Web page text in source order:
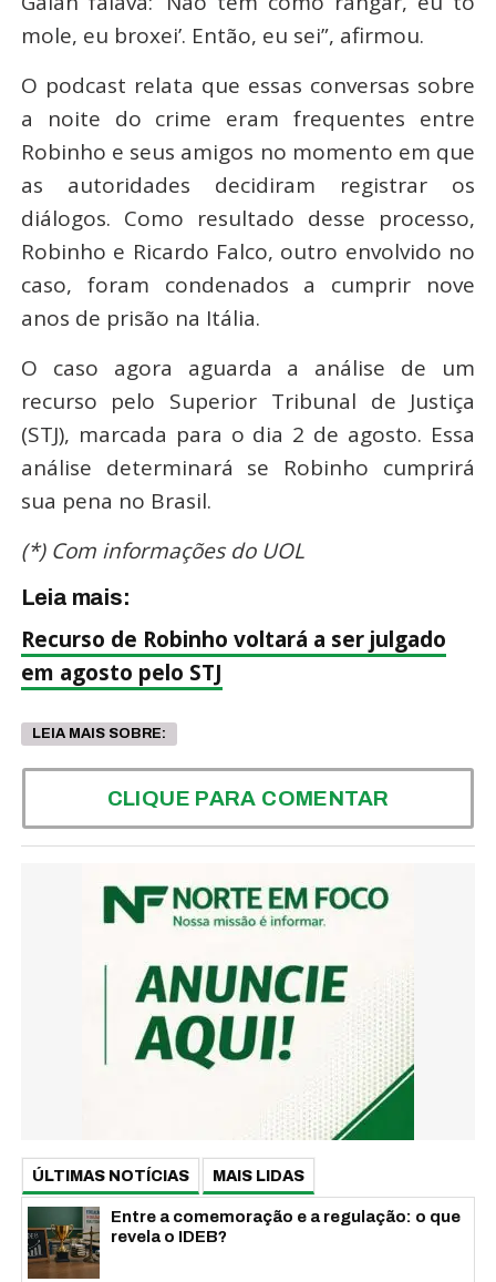
mole, eu broxei’. Então, eu sei”, afirmou.
O podcast relata que essas conversas sobre
a noite do crime eram frequentes entre
Robinho e seus amigos no momento em que
as autoridades decidiram registrar os
diálogos. Como resultado desse processo,
Robinho e Ricardo Falco, outro envolvido no
caso, foram condenados a cumprir nove
anos de prisão na Itália.
O caso agora aguarda a análise de um
recurso pelo Superior Tribunal de Justiça
(STJ), marcada para o dia 2 de agosto. Essa
análise determinará se Robinho cumprirá
sua pena no Brasil.
(*) Com informações do UOL
Leia mais:
Recurso de Robinho voltará a ser julgado
em agosto pelo STJ
LEIA MAIS SOBRE:
CLIQUE PARA COMENTAR
ÚLTIMAS NOTÍCIAS MAIS LIDAS
Entre a comemoração e a regulação: o que
revela o IDEB?